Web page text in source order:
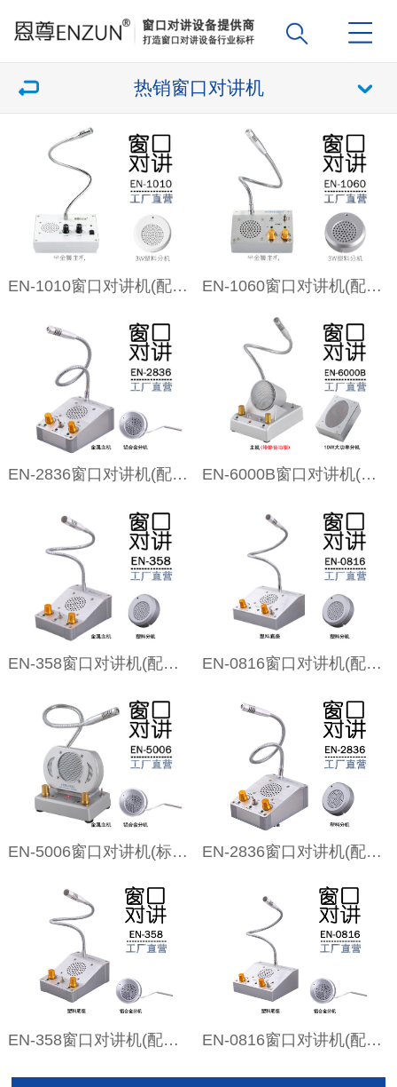
热销窗口对讲机
EN-1010窗口对讲机(配塑料分机) EN-1060窗口对讲机(配塑料分机)
EN-2836窗口对讲机(配铝合金分机) EN-6000B窗口对讲机(金属大四角分机)
EN-358窗口对讲机(配塑料分机) EN-0816窗口对讲机(配塑料分机)
EN-5006窗口对讲机(标配金属分机) EN-2836窗口对讲机(配塑料分机)
EN-358窗口对讲机(配铝合金分机) EN-0816窗口对讲机(配铝合金分机)